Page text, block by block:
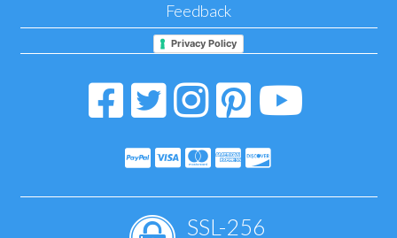
Feedback
Privacy Policy
SSL-256